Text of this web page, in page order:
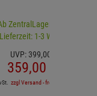
ZentralLager lieferbar
Lieferzeit: 1-3 Werktage
UVP: 399,00
359,00
zzgl Versand - frei ab 90,-€ in DE